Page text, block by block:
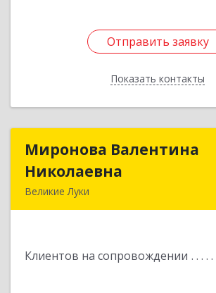
Отправить заявку
Показать контакты
Отправить заявку
Назад
Миронова Валентина
Николаевна
Великие Луки
Клиентов на сопровождении
Миронова